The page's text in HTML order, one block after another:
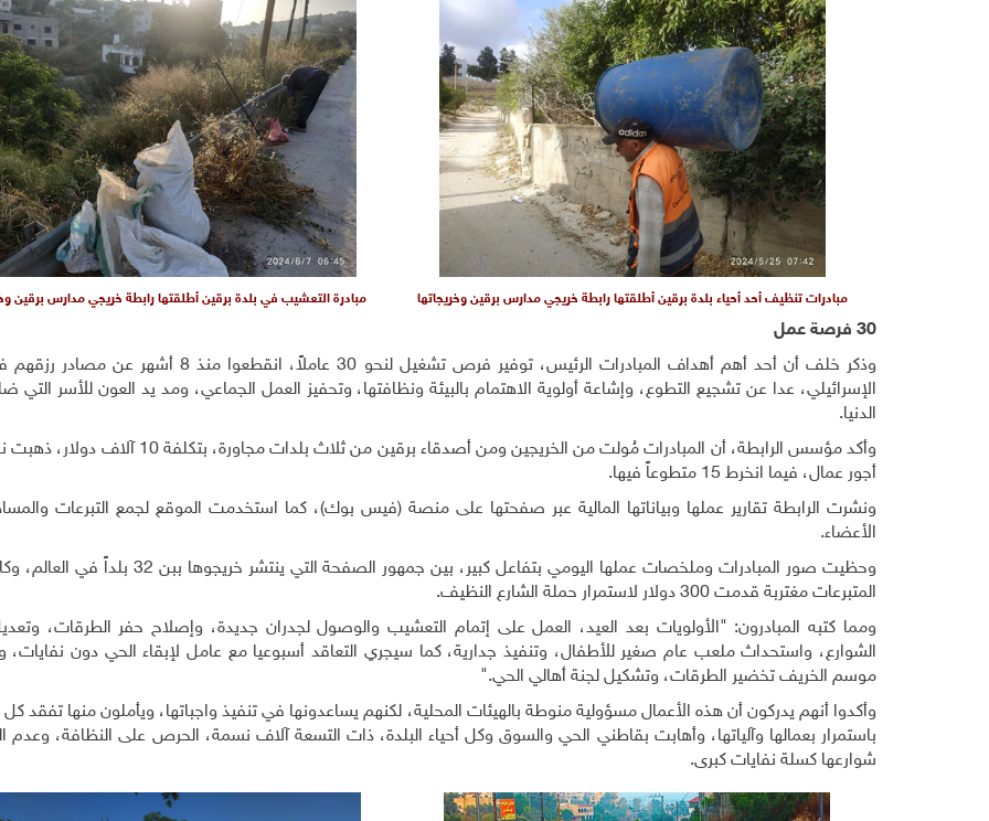
مبادرات تنظيف أحد أحياء بلدة برقين أطلقتها رابطة خريجي مدارس برقين وخريجاتها مبادرة التعشيب في بلدة برقين أطلقتها رابطة خريجي مدارس برقين
30 فرصة عمل
وذكر خلف أن أحد أهم أهداف المبادرات الرئيس، توفير فرص تشغيل لنحو 30 عاملاً، انقطعوا
الإسرائيلي، عدا عن تشجيع التطوع، وإشاعة أولوية الاهتمام بالبيئة ونظافتها، وتحفيز العمل الجماعي، ومد يد العون للأسر التي
الدنيا.
وأكد مؤسس الرابطة، أن المبادرات مُولت من الخريجين ومن أصدقاء برقين من ثلاث بلدات
أجور عمال، فيما انخرط 15 متطوعاً فيها.
ونشرت الرابطة تقارير عملها وبياناتها المالية عبر صفحتها على منصة (فيس بوك)، كما استخدمت الموقع لجمع التبرعات
الأعضاء.
وحظيت صور المبادرات وملخصات عملها اليومي بتفاعل كبير، بين جمهور الصفحة التي
المتبرعات مغتربة قدمت 300 دولار لاستمرار حملة الشارع النظيف.
ومما كتبه المبادرون: "الأولويات بعد العيد، العمل على إتمام التعشيب والوصول لجدران جديدة، وإصلاح حفر الطرقات،
الشوارع، واستحداث ملعب عام صغير للأطفال، وتنفيذ جدارية، كما سيجري التعاقد أسبوعيا مع عامل لإبقاء الحي دون نفايات،
موسم الخريف تخضير الطرقات، وتشكيل لجنة أهالي الحي.
"
وأكدوا أنهم يدركون أن هذه الأعمال مسؤولية منوطة بالهيئات المحلية، لكنهم يساعدونها في تنفيذ واجباتها، ويأملون منها تفقد كل
باستمرار بعمالها وآلياتها، وأهابت بقاطني الحي والسوق وكل أحياء البلدة، ذات التسعة آلاف نسمة، الحرص على النظافة، وعدم
شوارعها كسلة نفايات كبرى.